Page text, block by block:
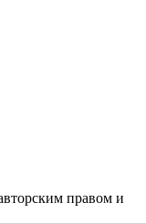
правом и